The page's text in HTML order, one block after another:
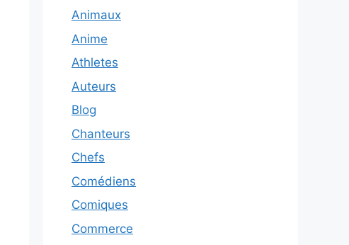
Animaux
Anime
Athletes
Auteurs
Blog
Chanteurs
Chefs
Comédiens
Comiques
Commerce